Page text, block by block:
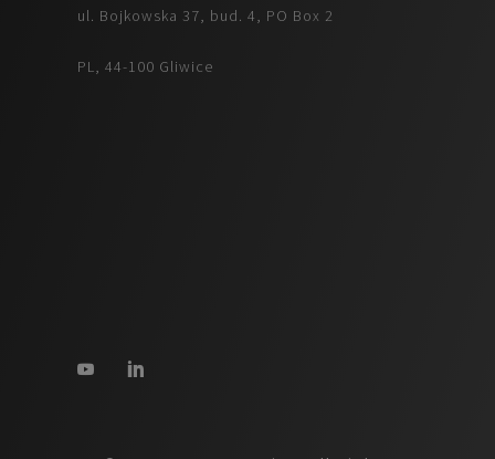
ul. Bojkowska 37, bud. 4, PO Box 2
PL, 44-100 Gliwice